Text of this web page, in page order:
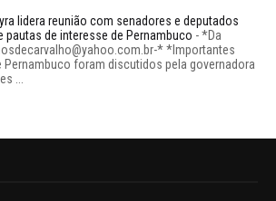
lidera reunião com senadores e deputados
pautas de interesse de Pernambuco -*Da
* *Importantes
Pernambuco foram discutidos pela governadora
...